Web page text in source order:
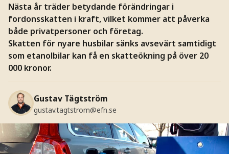
Nästa år träder betydande förändringar i
fordonsskatten i kraft, vilket kommer att påverka
både privatpersoner och företag.
Skatten för nyare husbilar sänks avsevärt samtidigt
som etanolbilar kan få en skatteökning på över 20
000 kronor.
Gustav Tägtström
gustav.tagtstrom@efn.se